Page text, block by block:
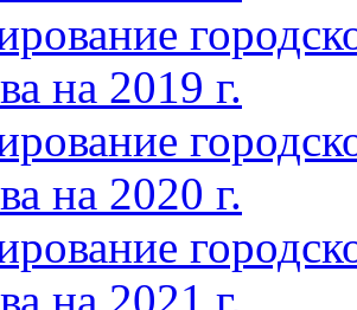
на 2019 г.
на 2020 г.